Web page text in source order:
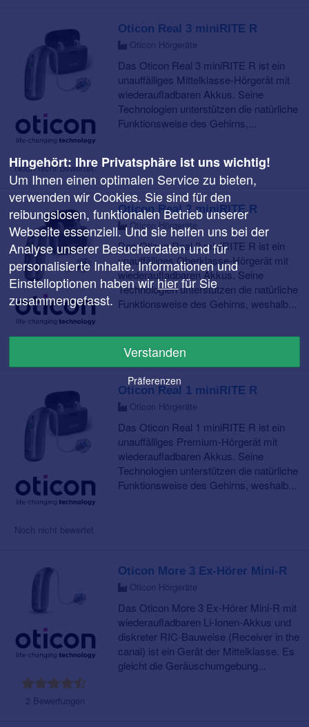
Noch nicht bewertet.
Oticon Real 3 miniRITE R
Oticon Hörgeräte
Das Oticon Real 3 miniRITE R ist ein
unauffälliges Mittelklasse-Hörgerät mit
wiederaufladbaren Akkus. Seine
Technologien unterstützen die natürliche
Funktionsweise des Gehirns,...
Oticon Real 2 miniRITE R
Oticon Hörgeräte
Das Oticon Real 2 miniRITE R ist ein
unauffälliges Oberklasse-Hörgerät mit
wiederaufladbaren Akkus. Seine
Technologien unterstützen die natürliche
Funktionsweise des Gehirns, weshalb...
Noch nicht bewertet.
Oticon Real 1 miniRITE R
Oticon Hörgeräte
Das Oticon Real 1 miniRITE R ist ein
unauffälliges Premium-Hörgerät mit
wiederaufladbaren Akkus. Seine
Technologien unterstützen die natürliche
Funktionsweise des Gehirns, weshalb...
2 Bewertungen
Oticon More 3 Ex-Hörer Mini-R
Oticon Hörgeräte
Das Oticon More 3 Ex-Hörer Mini-R mit
wiederaufladbaren Li-Ionen-Akkus und
diskreter RIC-Bauweise (Receiver in the
canal) ist ein Gerät der Mittelklasse. Es
gleicht die Geräuschumgebung...
Hingehört: Ihre Privatsphäre ist uns wichtig!
Um Ihnen einen optimalen Service zu bieten,
verwenden wir Cookies. Sie sind für den
reibungslosen, funktionalen Betrieb unserer
Webseite essenziell. Und sie helfen uns bei der
Analyse unserer Besucherdaten und für
personalisierte Inhalte. Informationen und
Einstelloptionen haben wirhierfür Sie
zusammengefasst.
Verstanden
Präferenzen